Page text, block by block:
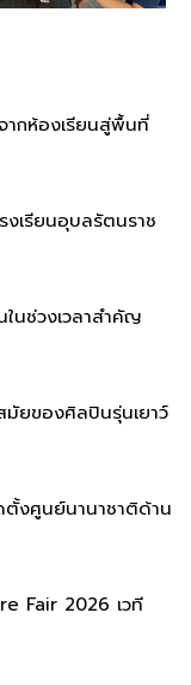
กห้องเรียนสู่พื้นที่
เรียนอุบลรัตนราช
นช่วงเวลาสำคัญ
ยของศิลปินรุ่นเยาว์
งศูนย์นานาชาติด้าน
Fair 2026 เวที